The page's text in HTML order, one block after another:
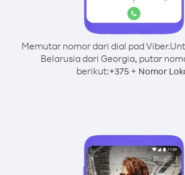
Memutar nomor dari dial pad Viber.
Belarusia dari Georgia, putar
berikut:+375 + Nomor